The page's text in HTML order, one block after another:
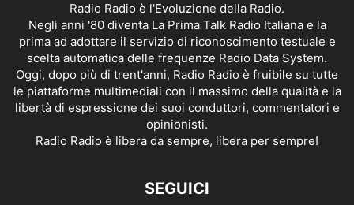
Radio Radio è l'Evoluzione della Radio.
Negli anni '80 diventa La Prima Talk Radio Italiana e la
prima ad adottare il servizio di riconoscimento testuale e
scelta automatica delle frequenze Radio Data System.
Oggi, dopo più di trent'anni, Radio Radio è fruibile su tutte
le piattaforme multimediali con il massimo della qualità e la
libertà di espressione dei suoi conduttori, commentatori e
opinionisti.
Radio Radio è libera da sempre, libera per sempre!
SEGUICI